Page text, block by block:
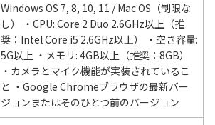
Windows OS 7, 8, 10, 11 / Mac OS（制限な
し） ・CPU: Core 2 Duo 2.6GHz以上（推
奨：Intel Core i5 2.6GHz以上） ・空き容量:
5G以上 ・メモリ: 4GB以上（推奨：8GB）
・カメラとマイク機能が実装されているこ
と ・Google Chromeブラウザの最新バー
ジョンまたはそのひとつ前のバージョン